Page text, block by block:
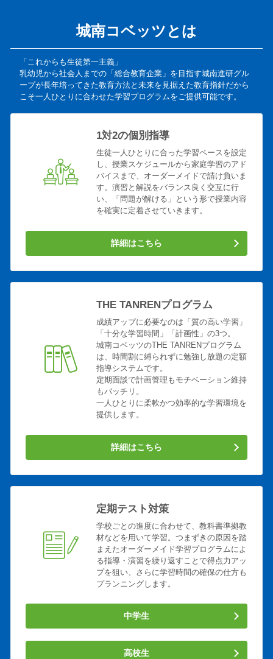
城南コベッツとは
「これからも生徒第一主義」
乳幼児から社会人までの「総合教育企業」を目指す城南進研グル
ープが長年培ってきた教育方法と未来を見据えた教育指針だから
こそ一人ひとりに合わせた学習プログラムをご提供可能です。
1対2の個別指導
生徒一人ひとりに合った学習ペースを設定
し、授業スケジュールから家庭学習のアド
バイスまで、オーダーメイドで請け負いま
す。演習と解説をバランス良く交互に行
い、「問題が解ける」という形で授業内容
を確実に定着させていきます。
詳細はこちら
THE TANRENプログラム
成績アップに必要なのは「質の高い学習」
「十分な学習時間」「計画性」の3つ。
城南コベッツのTHE TANRENプログラム
は、時間割に縛られずに勉強し放題の定額
指導システムです。
定期面談で計画管理もモチベーション維持
もバッチリ。
一人ひとりに柔軟かつ効率的な学習環境を
提供します。
詳細はこちら
定期テスト対策
学校ごとの進度に合わせて、教科書準拠教
材などを用いて学習。つまずきの原因を踏
まえたオーダーメイド学習プログラムによ
る指導・演習を繰り返すことで得点力アッ
プを狙い、さらに学習時間の確保の仕方も
プランニングします。
中学生
高校生